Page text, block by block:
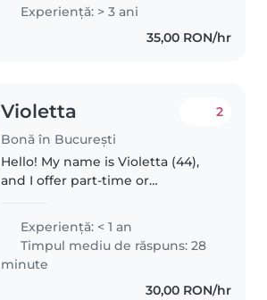
approach makes learning feel
like play—I love storytelling,
Experienţă: > 3 ani
35,00 RON/hr
Violetta
Bonă în București
2
Hello! My name is Violetta (44),
and I offer part-time or
Bucharest. I enjoy spending time
with children and always treat
them with care, respect, and
attention...
Experienţă: < 1 an
Timpul mediu de răspuns: 28
minute
30,00 RON/hr